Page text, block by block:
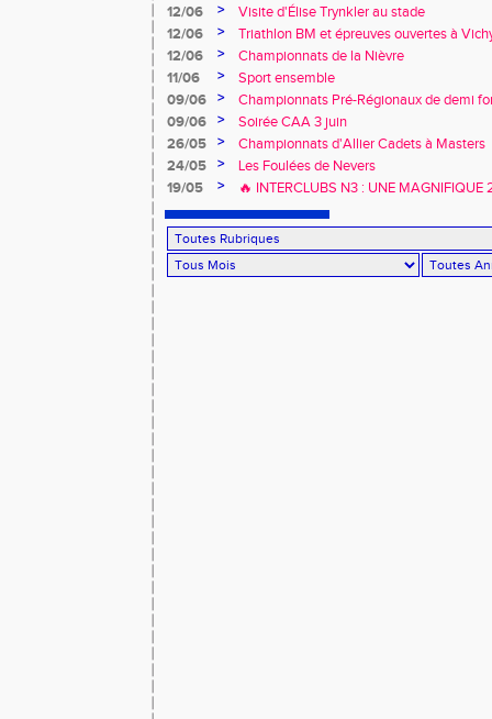
12/06
>
Visite d'Élise Trynkler au stade
12/06
>
Triathlon BM et épreuves ouvertes à
12/06
>
Championnats de la Nièvre
11/06
>
Sport ensemble
09/06
>
Championnats Pré-Régionaux de demi
09/06
>
Soirée CAA 3 juin
26/05
>
Championnats d'Allier Cadets à Masters
24/05
>
Les Foulées de Nevers
19/05
>
🔥 INTERCLUBS N3 : UNE MAGNIFIQUE